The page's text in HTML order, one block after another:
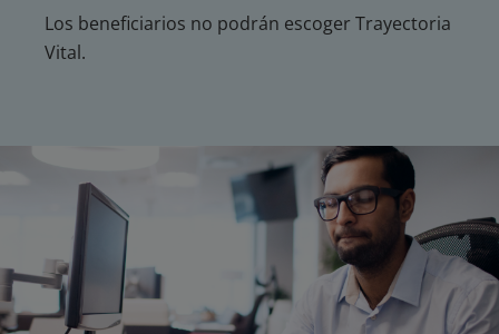
Los beneficiarios no podrán escoger Trayectoria
Vital.